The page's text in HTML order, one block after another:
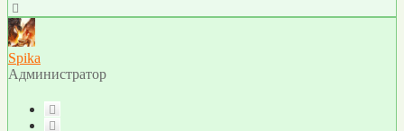
к
началу
Spika
Администратор